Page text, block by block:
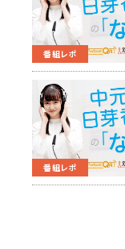
番組レポ
番組レポ